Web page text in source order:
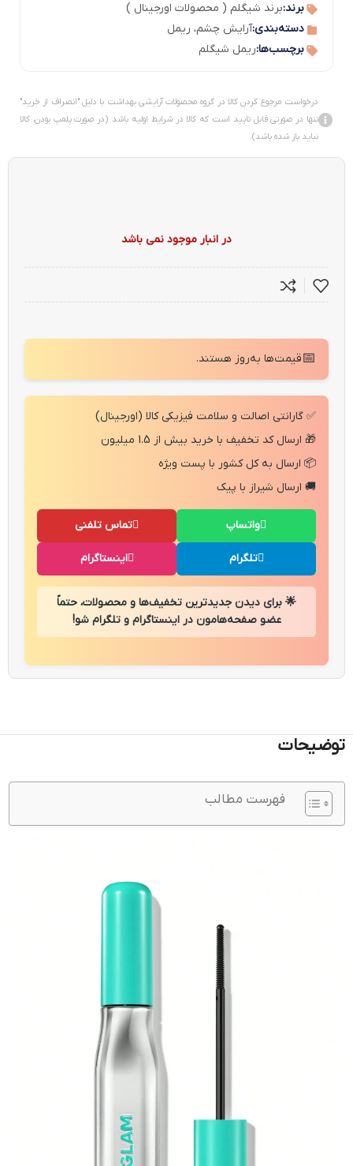
برند:برند شیگلم ( محصولات اورجینال )
دسته‌بندی:آرایش چشم، ریمل
برچسب‌ها:ریمل شیگلم
درخواست مرجوع کردن کالا در گروه محصولات آرایشی بهداشت با دلیل "انصراف از خرید"
تنها در صورتی قابل تایید است که کالا در شرایط اولیه باشد (در صورت پلمپ بودن، کالا
نباید باز شده باشد).
در انبار موجود نمی باشد
📅قیمت‌ها به‌روز هستند.
✅ گارانتی اصالت و سلامت فیزیکی کالا (اورجینال)
🎁 ارسال کد تخفیف با خرید بیش از 1.5 میلیون
📦 ارسال به کل کشور با پست ویژه
🚚 ارسال شیراز با پیک
تماس تلفنی واتساپ
اینستاگرام تلگرام
🌟 برای دیدن جدیدترین تخفیف‌ها و محصولات، حتماً
عضو صفحه‌هامون در اینستاگرام و تلگرام شو!
توضیحات
فهرست مطالب